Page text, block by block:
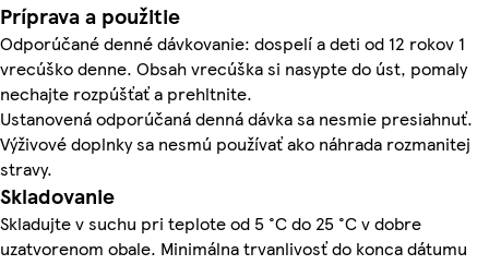
Príprava a použitie
Odporúčané denné dávkovanie: dospelí a deti od 12 rokov 1
vrecúško denne. Obsah vrecúška si nasypte do úst, pomaly
nechajte rozpúšťať a prehltnite.
Ustanovená odporúčaná denná dávka sa nesmie presiahnuť.
Výživové doplnky sa nesmú používať ako náhrada rozmanitej
stravy.
Skladovanie
Skladujte v suchu pri teplote od 5 °C do 25 °C v dobre
uzatvorenom obale. Minimálna trvanlivosť do konca dátumu